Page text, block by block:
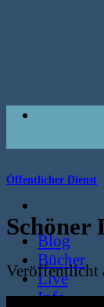
Blog
Bücher
Live
Info
Öffentlicher Dienst
Schöner
Veröffentlicht